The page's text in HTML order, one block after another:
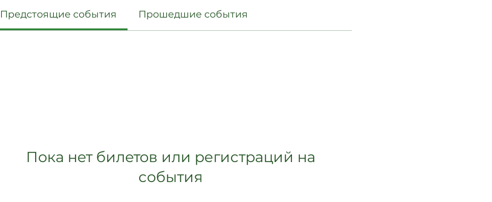
Предстоящие события Прошедшие события
Пока нет билетов или регистраций на
события